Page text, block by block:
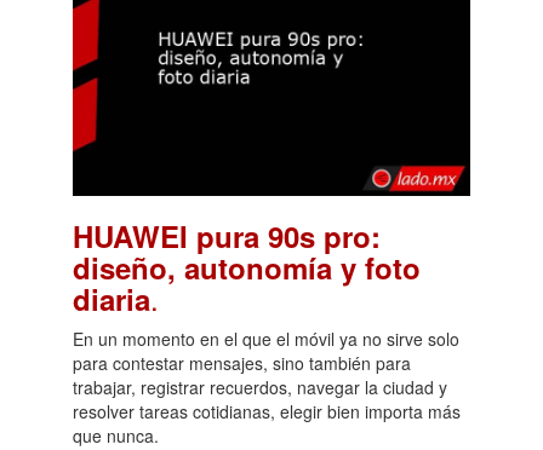
HUAWEI pura 90s pro:
diseño, autonomía y foto
diaria.
En un momento en el que el móvil ya no sirve solo
para contestar mensajes, sino también para
trabajar, registrar recuerdos, navegar la ciudad y
resolver tareas cotidianas, elegir bien importa más
que nunca.